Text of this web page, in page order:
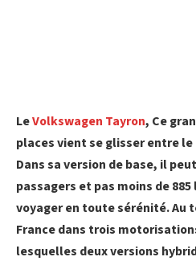
LeVolkswagen Tayron, Ce
places vient se glisser entre
Dans sa version de base, il
passagers et pas moins de
voyager en toute sérénité. Au
France dans trois
lesquelles deux versions